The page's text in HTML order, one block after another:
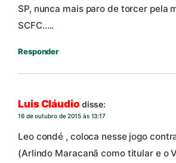
SP, nunca mais paro de torcer pela
SCFC…..
Responder
Luis Cláudio disse:
16 de outubro de 2015 às 13:17
Leo condé , coloca nesse jogo
(Arlindo Maracanã como titular e o